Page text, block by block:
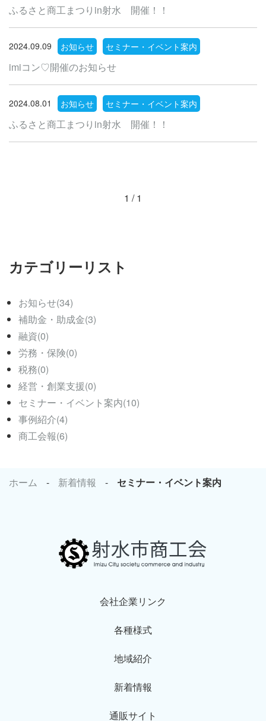
ふるさと商工まつりin射水 開催！！
2024.09.09 お知らせ セミナー・イベント案内
imiコン♡開催のお知らせ
2024.08.01 お知らせ セミナー・イベント案内
ふるさと商工まつりin射水 開催！！
1 / 1
カテゴリーリスト
お知らせ(34)
補助金・助成金(3)
融資(0)
労務・保険(0)
税務(0)
経営・創業支援(0)
セミナー・イベント案内(10)
事例紹介(4)
商工会報(6)
ホーム 新着情報 セミナー・イベント案内
会社企業リンク
各種様式
地域紹介
新着情報
通販サイト